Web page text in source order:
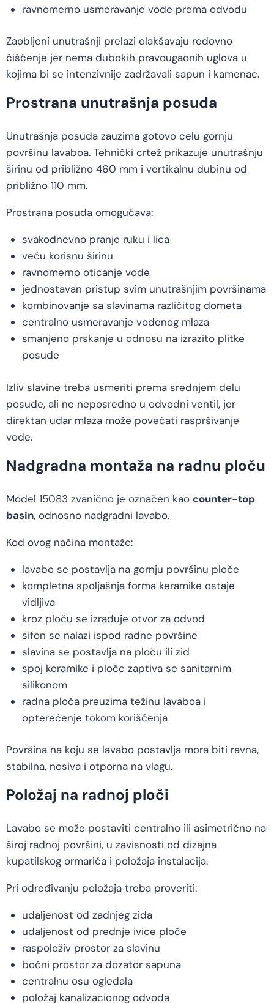
ravnomerno usmeravanje vode prema odvodu
Zaobljeni unutrašnji prelazi olakšavaju redovno
čišćenje jer nema dubokih pravougaonih uglova u
kojima bi se intenzivnije zadržavali sapun i kamenac.
Prostrana unutrašnja posuda
Unutrašnja posuda zauzima gotovo celu gornju
površinu lavaboa. Tehnički crtež prikazuje unutrašnju
širinu od približno 460 mm i vertikalnu dubinu od
približno 110 mm.
Prostrana posuda omogućava:
svakodnevno pranje ruku i lica
veću korisnu širinu
ravnomerno oticanje vode
jednostavan pristup svim unutrašnjim površinama
kombinovanje sa slavinama različitog dometa
centralno usmeravanje vodenog mlaza
smanjeno prskanje u odnosu na izrazito plitke
posude
Izliv slavine treba usmeriti prema srednjem delu
posude, ali ne neposredno u odvodni ventil, jer
direktan udar mlaza može povećati raspršivanje
vode.
Nadgradna montaža na radnu ploču
Model 15083 zvanično je označen kao counter-top
basin, odnosno nadgradni lavabo.
Kod ovog načina montaže:
lavabo se postavlja na gornju površinu ploče
kompletna spoljašnja forma keramike ostaje
vidljiva
kroz ploču se izrađuje otvor za odvod
sifon se nalazi ispod radne površine
slavina se postavlja na ploču ili zid
spoj keramike i ploče zaptiva se sanitarnim
silikonom
radna ploča preuzima težinu lavaboa i
opterećenje tokom korišćenja
Površina na koju se lavabo postavlja mora biti ravna,
stabilna, nosiva i otporna na vlagu.
Položaj na radnoj ploči
Lavabo se može postaviti centralno ili asimetrično na
široj radnoj površini, u zavisnosti od dizajna
kupatilskog ormarića i položaja instalacija.
Pri određivanju položaja treba proveriti:
udaljenost od zadnjeg zida
udaljenost od prednje ivice ploče
raspoloživ prostor za slavinu
bočni prostor za dozator sapuna
centralnu osu ogledala
položaj kanalizacionog odvoda